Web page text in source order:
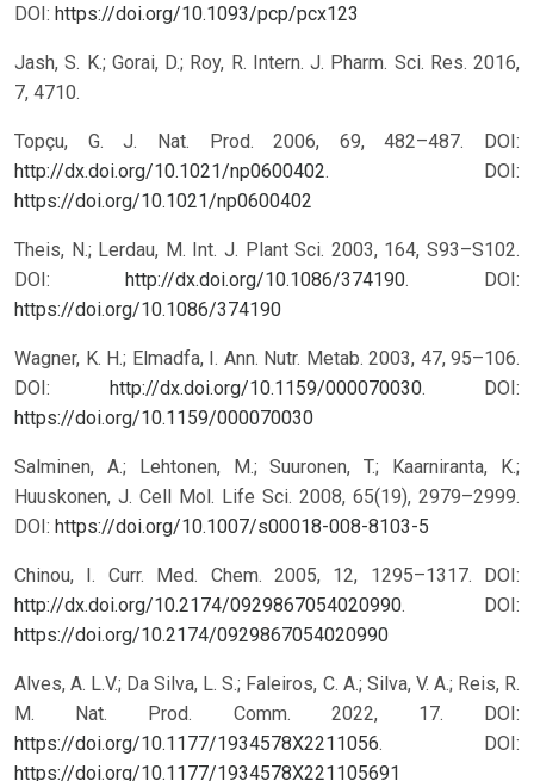
DOI: https://doi.org/10.1093/pcp/pcx123
Jash, S. K.; Gorai, D.; Roy, R. Intern. J. Pharm. Sci. Res. 2016,
7, 4710.
Topçu, G. J. Nat. Prod. 2006, 69, 482–487. DOI:
http://dx.doi.org/10.1021/np0600402. DOI:
https://doi.org/10.1021/np0600402
Theis, N.; Lerdau, M. Int. J. Plant Sci. 2003, 164, S93–S102.
DOI: http://dx.doi.org/10.1086/374190. DOI:
https://doi.org/10.1086/374190
Wagner, K. H.; Elmadfa, I. Ann. Nutr. Metab. 2003, 47, 95–106.
DOI: http://dx.doi.org/10.1159/000070030. DOI:
https://doi.org/10.1159/000070030
Salminen, A.; Lehtonen, M.; Suuronen, T.; Kaarniranta, K.;
Huuskonen, J. Cell Mol. Life Sci. 2008, 65(19), 2979–2999.
DOI: https://doi.org/10.1007/s00018-008-8103-5
Chinou, I. Curr. Med. Chem. 2005, 12, 1295–1317. DOI:
http://dx.doi.org/10.2174/0929867054020990. DOI:
https://doi.org/10.2174/0929867054020990
Alves, A. L.V.; Da Silva, L. S.; Faleiros, C. A.; Silva, V. A.; Reis, R.
M. Nat. Prod. Comm. 2022, 17. DOI:
https://doi.org/10.1177/1934578X2211056. DOI:
https://doi.org/10.1177/1934578X221105691